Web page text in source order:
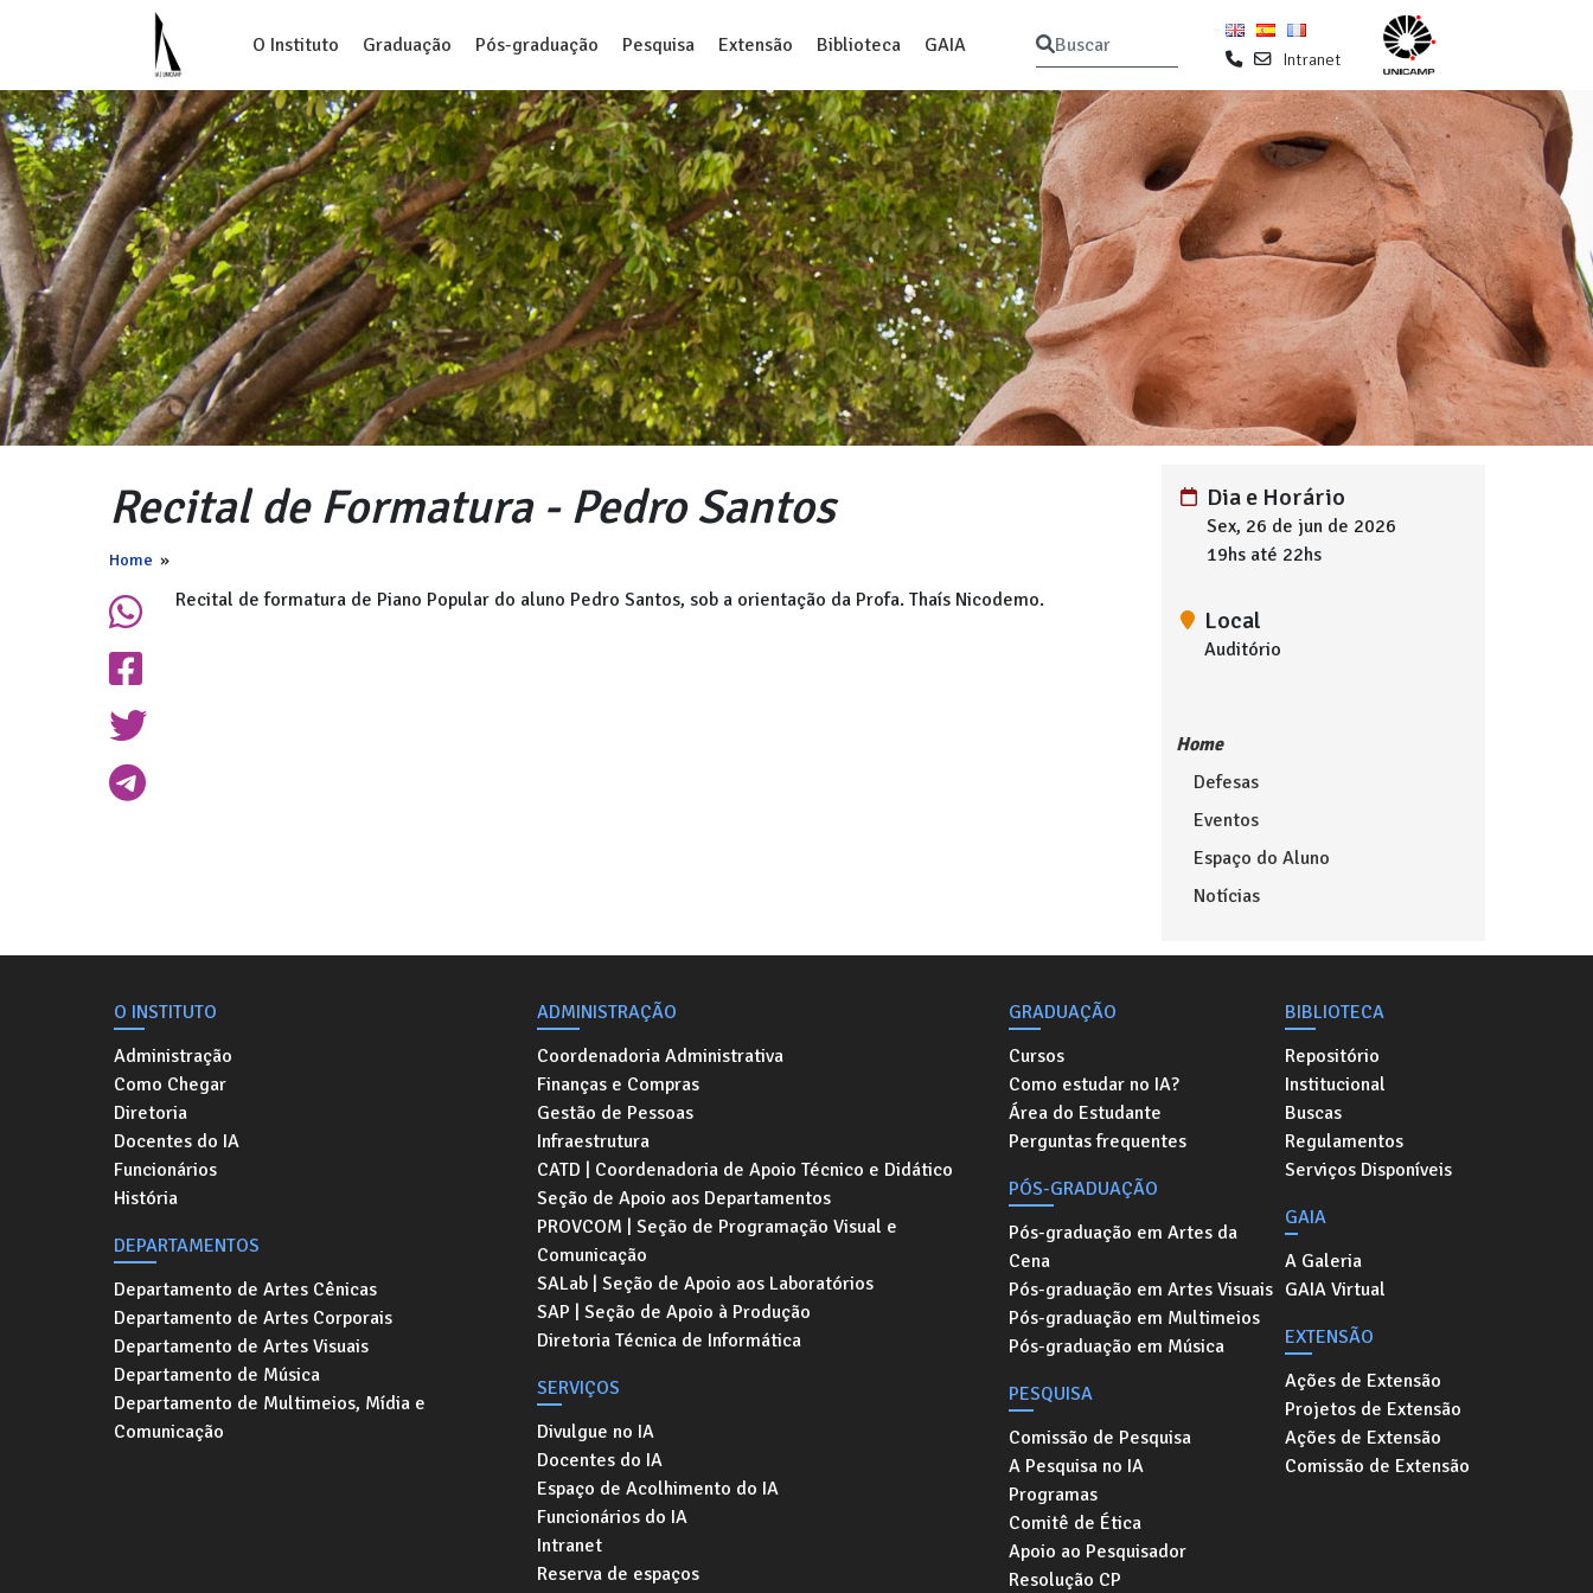
O Instituto Graduação Pós-graduação Pesquisa Extensão Biblioteca GAIA
Intranet
Recital de Formatura - Pedro Santos
Home »
Recital de formatura de Piano Popular do aluno Pedro Santos, sob a orientação da Profa. Thaís Nicodemo.
Dia e Horário
Sex, 26 de jun de 2026
19hs até 22hs
Local
Auditório
Home
Defesas
Eventos
Espaço do Aluno
Notícias
O INSTITUTO
Administração
Como Chegar
Diretoria
Docentes do IA
Funcionários
História
DEPARTAMENTOS
Departamento de Artes Cênicas
Departamento de Artes Corporais
Departamento de Artes Visuais
Departamento de Música
Departamento de Multimeios, Mídia e
Comunicação
ADMINISTRAÇÃO
Coordenadoria Administrativa
Finanças e Compras
Gestão de Pessoas
Infraestrutura
CATD | Coordenadoria de Apoio Técnico e Didático
Seção de Apoio aos Departamentos
PROVCOM | Seção de Programação Visual e
Comunicação
SALab | Seção de Apoio aos Laboratórios
SAP | Seção de Apoio à Produção
Diretoria Técnica de Informática
SERVIÇOS
Divulgue no IA
Docentes do IA
Espaço de Acolhimento do IA
Funcionários do IA
Intranet
Reserva de espaços
GRADUAÇÃO
Cursos
Como estudar no IA?
Área do Estudante
Perguntas frequentes
PÓS-GRADUAÇÃO
Pós-graduação em Artes da
Cena
Pós-graduação em Artes Visuais
Pós-graduação em Multimeios
Pós-graduação em Música
PESQUISA
Comissão de Pesquisa
A Pesquisa no IA
Programas
Comitê de Ética
Apoio ao Pesquisador
Resolução CP
BIBLIOTECA
Repositório
Institucional
Buscas
Regulamentos
Serviços Disponíveis
GAIA
A Galeria
GAIA Virtual
EXTENSÃO
Ações de Extensão
Projetos de Extensão
Ações de Extensão
Comissão de Extensão